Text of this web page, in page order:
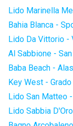
Lido Marinella
Bahia Blanca -
Lido Da Vittorio -
Al Sabbione -
Baba Beach -
Key West - Grado
Lido San Matteo
Lido Sabbia